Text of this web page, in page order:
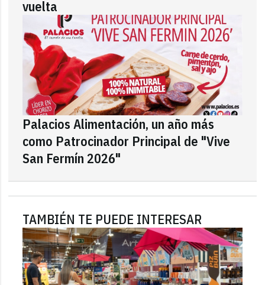
vuelta
Palacios Alimentación, un año más
como Patrocinador Principal de "Vive
San Fermín 2026"
TAMBIÉN TE PUEDE INTERESAR